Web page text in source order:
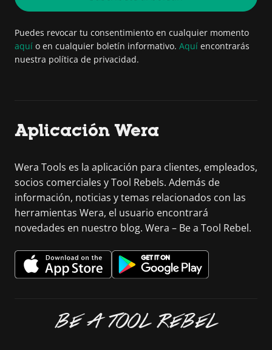
Puedes revocar tu consentimiento en cualquier momento
aquí o en cualquier boletín informativo. Aquí encontrarás
nuestra política de privacidad.
Aplicación Wera
Wera Tools es la aplicación para clientes, empleados,
socios comerciales y Tool Rebels. Además de
información, noticias y temas relacionados con las
herramientas Wera, el usuario encontrará
novedades en nuestro blog. Wera – Be a Tool Rebel.
BE A TOOL REBEL